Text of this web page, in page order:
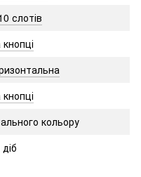
слотів
кольору